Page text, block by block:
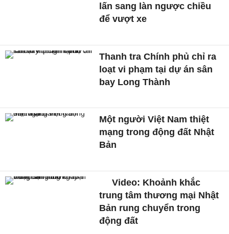
lấn sang làn ngược chiều
để vượt xe
Thanh tra Chính phủ chỉ ra
loạt vi phạm tại dự án sân
bay Long Thành
Một người Việt Nam thiệt
mạng trong động đất Nhật
Bản
Video: Khoảnh khắc
trung tâm thương mại Nhật
Bản rung chuyển trong
động đất